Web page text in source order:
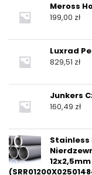
Meross
199,00 zł
Luxrad
829,51 zł
Junkers
160,49 zł
Stainless